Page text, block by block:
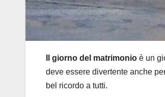
Il giorno del matrimonio è un
deve essere divertente anche
bel ricordo a tutti.